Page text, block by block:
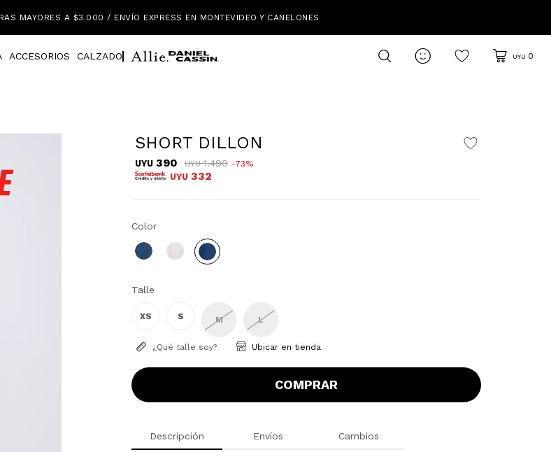
MAYORES A $3.000 / ENVÍO EXPRESS EN MONTEVIDEO Y CANELONES
ACCESORIOS CALZADO  UYU 0
SHORT DILLON
UYU 390 UYU 1.490 73
UYU 332
Color
Talle
XS S M L
¿Qué talle soy? Ubicar en tienda
COMPRAR
Descripción Envíos Cambios